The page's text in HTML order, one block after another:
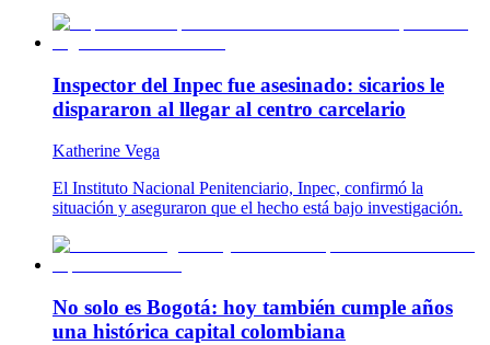
Inspector del Inpec fue asesinado: sicarios le
dispararon al llegar al centro carcelario
Katherine Vega
El Instituto Nacional Penitenciario, Inpec, confirmó la
situación y aseguraron que el hecho está bajo investigación.
No solo es Bogotá: hoy también cumple años
una histórica capital colombiana